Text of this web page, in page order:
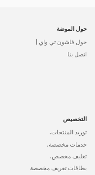
حول الموضة
حول فاشون تي واي |
اتصل بنا
التخصيص
توريد المنتجات،
خدمات مخصصة،
تغليف مخصص،
بطاقات تعريف مخصصة